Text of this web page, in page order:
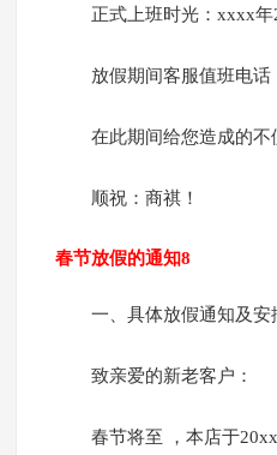
正式上班时光：xxxx年
放假期间客服值班电
在此期间给您造成的不
顺祝：商祺！
春节放假的通知8
一、具体放假通知及安
致亲爱的新老客户：
春节将至 ，本店于